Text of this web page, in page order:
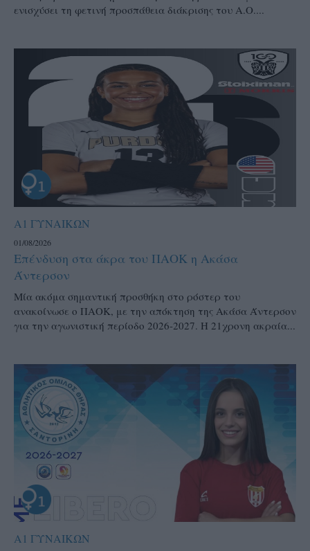
ενισχύσει τη φετινή προσπάθεια διάκρισης του Α.Ο....
Α1 ΓΥΝΑΙΚΩΝ
01/08/2026
Επένδυση στα άκρα του ΠΑΟΚ η Ακάσα
Άντερσον
Μία ακόμα σημαντική προσθήκη στο ρόστερ του
ανακοίνωσε ο ΠΑΟΚ, με την απόκτηση της Ακάσα Άντερσον
για την αγωνιστική περίοδο 2026-2027. Η 21χρονη ακραία...
Α1 ΓΥΝΑΙΚΩΝ